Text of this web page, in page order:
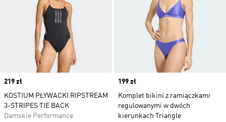
Price
219 zł
KOSTIUM PŁYWACKI RIPSTREAM
3-STRIPES TIE BACK
Damskie Performance
Price
199 zł
Komplet bikini z ramiączkami
regulowanymi w dwóch
kierunkach Triangle